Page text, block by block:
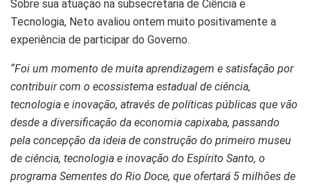
Sobre sua atuação na subsecretaria de Ciência e
Tecnologia, Neto avaliou ontem muito positivamente a
experiência de participar do Governo.
“Foi um momento de muita aprendizagem e satisfação por
contribuir com o ecossistema estadual de ciência,
tecnologia e inovação, através de políticas públicas que vão
desde a diversificação da economia capixaba, passando
pela concepção da ideia de construção do primeiro museu
de ciência, tecnologia e inovação do Espírito Santo, o
programa Sementes do Rio Doce, que ofertará 5 milhões de